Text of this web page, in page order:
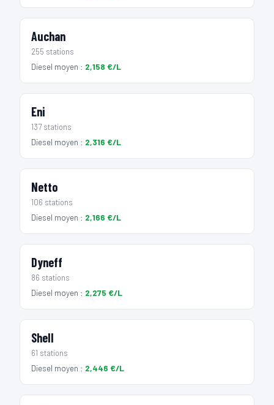
Auchan
255 stations
Diesel moyen : 2,158 €/L
Eni
137 stations
Diesel moyen : 2,316 €/L
Netto
106 stations
Diesel moyen : 2,166 €/L
Dyneff
86 stations
Diesel moyen : 2,275 €/L
Shell
61 stations
Diesel moyen : 2,446 €/L